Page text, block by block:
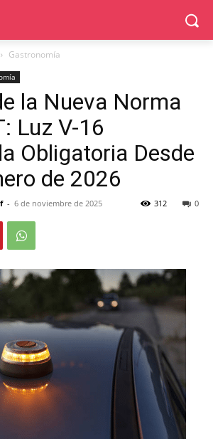
Gastronomía
la Nueva Norma
Luz V-16
Obligatoria Desde
de 2026
- 6 de noviembre de 2025 0
312